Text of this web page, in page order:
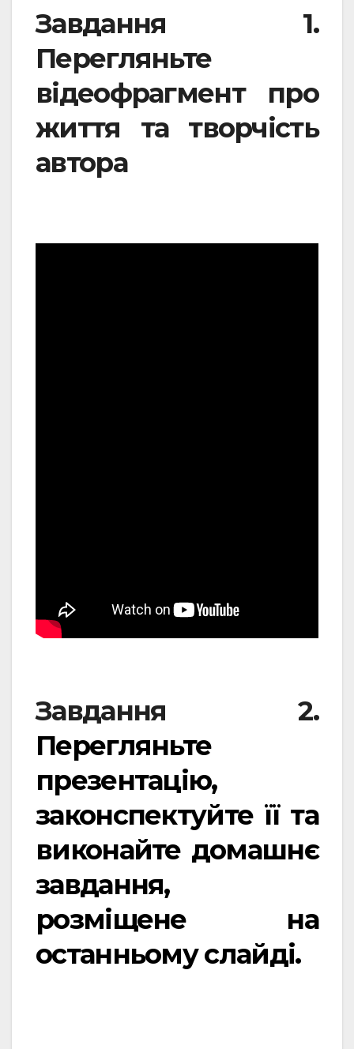
Завдання 1.
Перегляньте
відеофрагмент про
життя та творчість
автора
Завдання 2.
Перегляньте
презентацію,
законспектуйте її та
виконайте домашнє
завдання,
розміщене на
останньому слайді.